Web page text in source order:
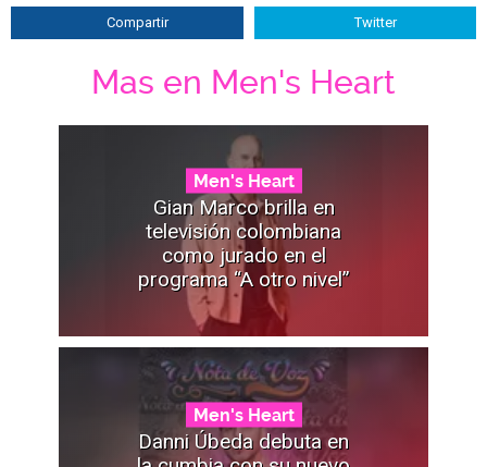
Compartir Twitter
Mas en Men's Heart
Men's Heart
Gian Marco brilla en
televisión colombiana
como jurado en el
programa “A otro nivel”
Men's Heart
Danni Úbeda debuta en